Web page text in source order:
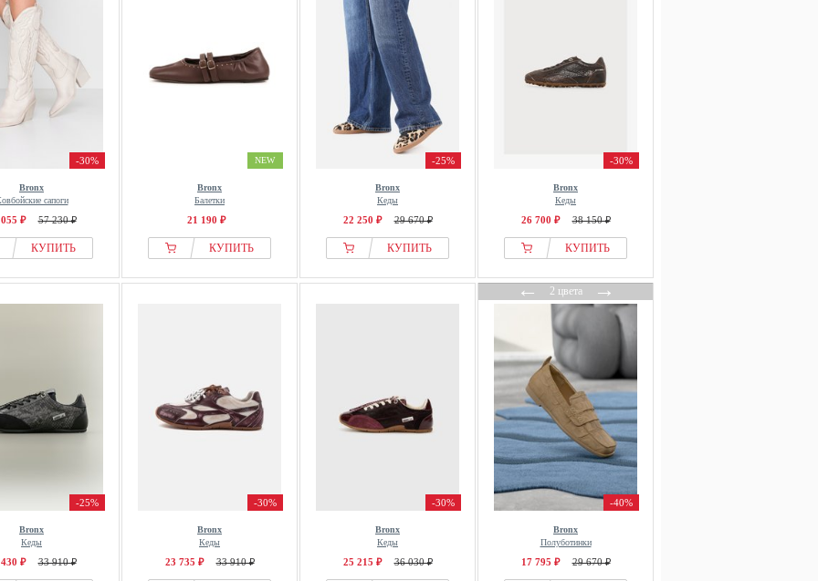
-30%
Bronx
сапоги
₽ 57 230 ₽
КУПИТЬ
NEW
Bronx
Балетки
21 190 ₽
КУПИТЬ
-25%
Bronx
Кеды
22 250 ₽ 29 670 ₽
КУПИТЬ
-30%
Bronx
Кеды
26 700 ₽ 38 150 ₽
КУПИТЬ
-25%
Bronx
Кеды
₽ 33 910 ₽
-30%
Bronx
Кеды
23 735 ₽ 33 910 ₽
-30%
Bronx
Кеды
25 215 ₽ 36 030 ₽
←2 цвета→
-40%
Bronx
Полуботинки
17 795 ₽ 29 670 ₽